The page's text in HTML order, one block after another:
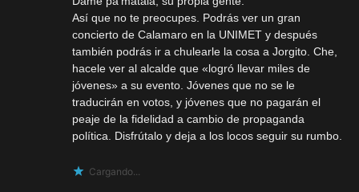
Así que no te preocupes. Podrás ver un gran
concierto de Calamaro en la UNIMET y después
también podrás ir a chulearle la cosa a Jorgito. Che,
hacele ver al alcalde que «logró llevar miles de
jóvenes» a su evento. Jóvenes que no se le
traducirán en votos, y jóvenes que no pagarán el
peaje de la fidelidad a cambio de propaganda
política. Disfrútalo y deja a los locos seguir su rumbo.
Cargando...